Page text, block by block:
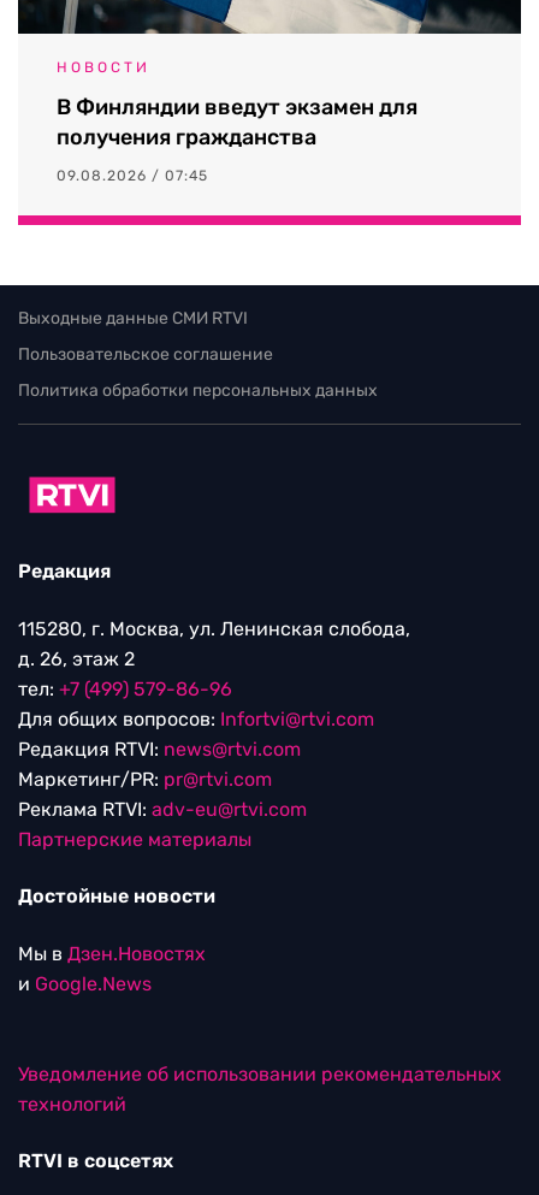
НОВОСТИ
В Финляндии введут экзамен для
получения гражданства
09.08.2026 / 07:45
Выходные данные СМИ RTVI
Пользовательское соглашение
Политика обработки персональных данных
Редакция
115280, г. Москва, ул. Ленинская слобода,
д. 26, этаж 2
тел: +7 (499) 579-86-96
Для общих вопросов: Infortvi@rtvi.com
Редакция RTVI: news@rtvi.com
Маркетинг/PR: pr@rtvi.com
Реклама RTVI: adv-eu@rtvi.com
Партнерские материалы
Достойные новости
Мы в Дзен.Новостях
и Google.News
Уведомление об использовании рекомендательных
технологий
RTVI в соцсетях